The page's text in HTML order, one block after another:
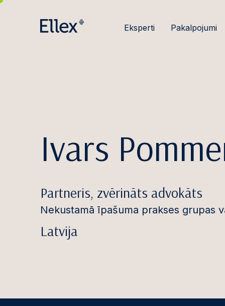
Eksperti Pakalpojumi
Ivars
Partneris, zvērināts advokāts
Nekustamā īpašuma prakses grupas
Latvija